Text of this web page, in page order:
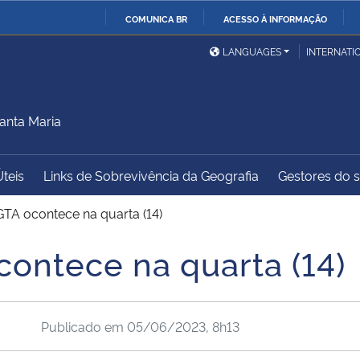
COMUNICA BR ACESSO À INFORMAÇÃO
Ministério da Defesa
Ministério das Relações
Exteriores
Ministério do
Desenvolvimento Regional
Controladoria-Geral da
Advocacia-Geral da União Banco Central do Brasil
LANGUAGES
Maria
Links de Sobrevivência da Geografia Gestores do
ocontece na quarta (14)
na quarta (14)
Publicado em 05/06/2023, 8h13